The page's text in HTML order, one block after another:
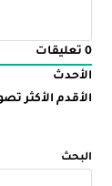
0 تعليقات
الأحدث
الأقدم الأكثر
البحث